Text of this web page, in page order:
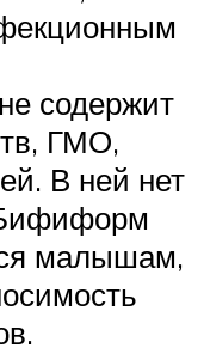
содержит
ГМО,
В ней нет
малышам,